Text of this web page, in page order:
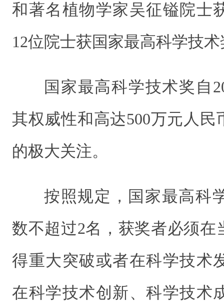
和著名植物学家吴征镒院士
12位院士获国家最高科学技
国家最高科学技术奖自
其权威性和高达500万元人民
的极大关注。
按照规定，国家最高科
数不超过2名，获奖者必须在
得重大突破或者在科学技术
在科学技术创新、科学技术